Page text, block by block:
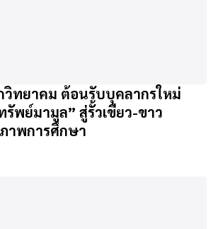
วิทยาคม ต้อนรับบุคลากรใหม่
พย์มามูล” สู่รั้วเขียว-ขาว
พการศึกษา